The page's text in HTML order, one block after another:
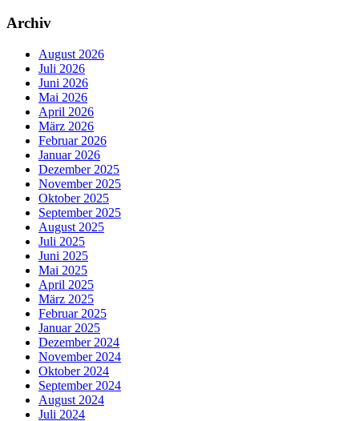
Archiv
August 2026
Juli 2026
Juni 2026
Mai 2026
April 2026
März 2026
Februar 2026
Januar 2026
Dezember 2025
November 2025
Oktober 2025
September 2025
August 2025
Juli 2025
Juni 2025
Mai 2025
April 2025
März 2025
Februar 2025
Januar 2025
Dezember 2024
November 2024
Oktober 2024
September 2024
August 2024
Juli 2024